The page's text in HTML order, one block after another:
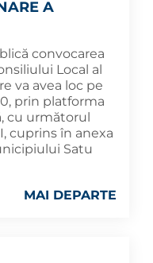
A
convocarea
Local al
va avea loc pe
prin platforma
cu următorul
cuprins în anexa
Satu
MAI DEPARTE